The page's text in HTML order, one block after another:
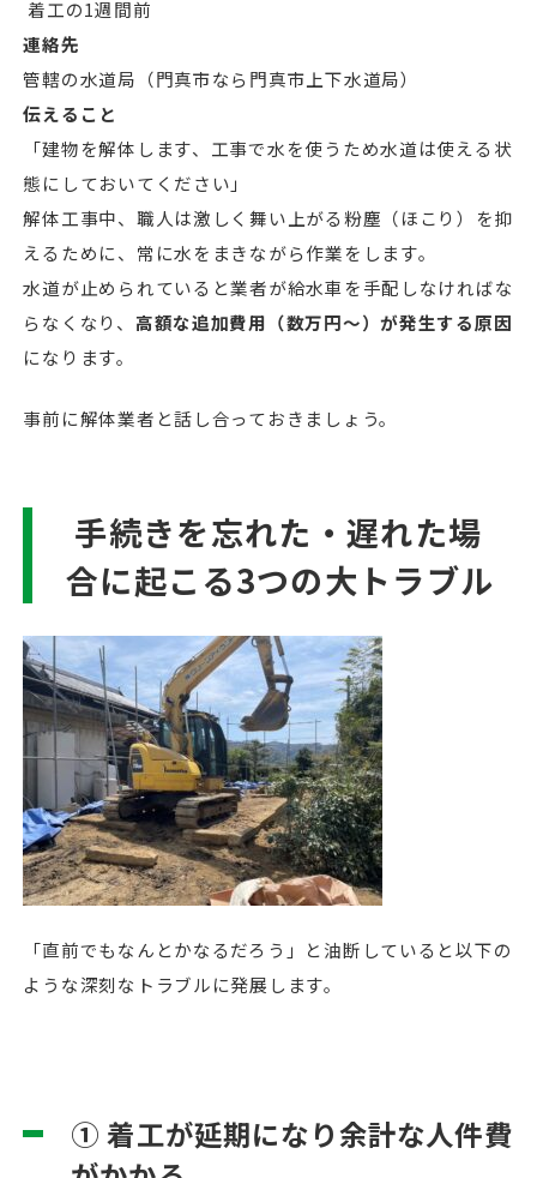
着工の1週間前
連絡先
管轄の水道局（門真市なら門真市上下水道局）
伝えること
「建物を解体します、工事で水を使うため水道は使える状
態にしておいてください」
解体工事中、職人は激しく舞い上がる粉塵（ほこり）を抑
えるために、常に水をまきながら作業をします。
水道が止められていると業者が給水車を手配しなければな
らなくなり、 高額な追加費用（数万円〜）が発生する原因
になります。
事前に解体業者と話し合っておきましょう。
手続きを忘れた・遅れた場
合に起こる3つの大トラブル
「直前でもなんとかなるだろう」と油断していると以下の
ような深刻なトラブルに発展します。
① 着工が延期になり余計な人件費